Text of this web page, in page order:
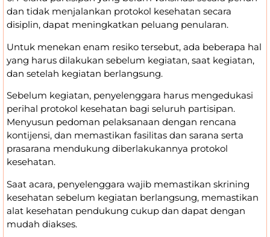
dan tidak menjalankan protokol kesehatan secara
disiplin, dapat meningkatkan peluang penularan.
Untuk menekan enam resiko tersebut, ada beberapa hal
yang harus dilakukan sebelum kegiatan, saat kegiatan,
dan setelah kegiatan berlangsung.
Sebelum kegiatan, penyelenggara harus mengedukasi
perihal protokol kesehatan bagi seluruh partisipan.
Menyusun pedoman pelaksanaan dengan rencana
kontijensi, dan memastikan fasilitas dan sarana serta
prasarana mendukung diberlakukannya protokol
kesehatan.
Saat acara, penyelenggara wajib memastikan skrining
kesehatan sebelum kegiatan berlangsung, memastikan
alat kesehatan pendukung cukup dan dapat dengan
mudah diakses.